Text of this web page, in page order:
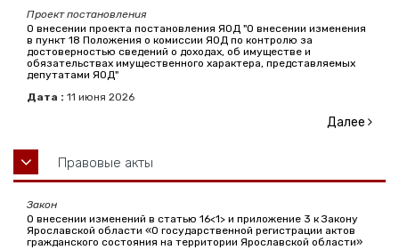
Проект постановления
О внесении проекта постановления ЯОД "О внесении изменения
в пункт 18 Положения о комиссии ЯОД по контролю за
достоверностью сведений о доходах, об имуществе и
обязательствах имущественного характера, представляемых
депутатами ЯОД"
Дата : 11 июня 2026
Далее
Правовые акты
Закон
О внесении изменений в статью 16<1> и приложение 3 к Закону
Ярославской области «О государственной регистрации актов
гражданского состояния на территории Ярославской области»